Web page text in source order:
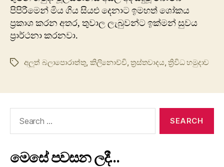
පිපිරීමෙන් මිය ගිය සියළු දෙනාට ‍ඉමහත් ශෝකය
ප්‍රකාශ කරන අතර, තුවාල ලැබුවන්ට ඉක්මන් සුවය
ප්‍රාර්ථනා කරනවා.
Tagsඅලුත් බලා‍පොරාත්තු, කිලිනොච්චි,ත්‍රස්තවාදය,ත්‍රිවිධ හමුදාව
මෙසේ පවසන ලදී…